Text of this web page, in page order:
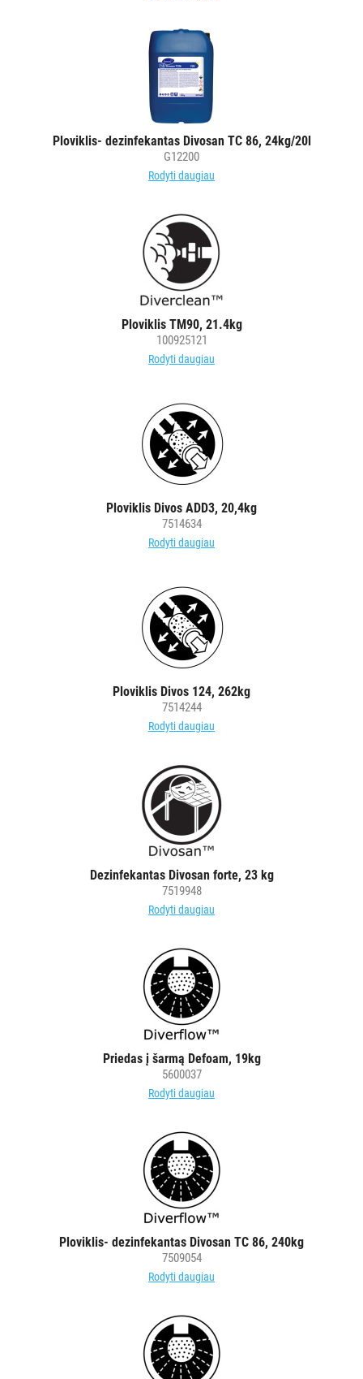
Ploviklis- dezinfekantas Divosan TC 86, 24kg/20l
G12200
Rodyti daugiau
Ploviklis TM90, 21.4kg
100925121
Rodyti daugiau
Ploviklis Divos ADD3, 20,4kg
7514634
Rodyti daugiau
Ploviklis Divos 124, 262kg
7514244
Rodyti daugiau
Dezinfekantas Divosan forte, 23 kg
7519948
Rodyti daugiau
Priedas į šarmą Defoam, 19kg
5600037
Rodyti daugiau
Ploviklis- dezinfekantas Divosan TC 86, 240kg
7509054
Rodyti daugiau